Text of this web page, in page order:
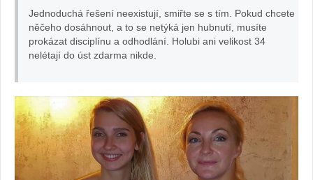
Jednoduchá řešení neexistují, smiřte se s tím. Pokud chcete
něčeho dosáhnout, a to se netýká jen hubnutí, musíte
prokázat disciplínu a odhodlání. Holubi ani velikost 34
nelétají do úst zdarma nikde.